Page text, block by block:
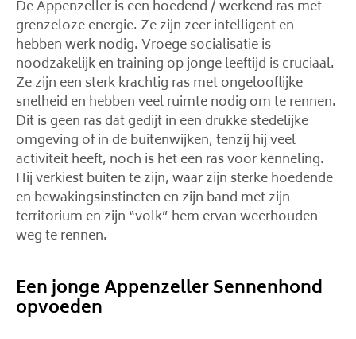
De Appenzeller is een hoedend / werkend ras met
grenzeloze energie. Ze zijn zeer intelligent en
hebben werk nodig. Vroege socialisatie is
noodzakelijk en training op jonge leeftijd is cruciaal.
Ze zijn een sterk krachtig ras met ongelooflijke
snelheid en hebben veel ruimte nodig om te rennen.
Dit is geen ras dat gedijt in een drukke stedelijke
omgeving of in de buitenwijken, tenzij hij veel
activiteit heeft, noch is het een ras voor kenneling.
Hij verkiest buiten te zijn, waar zijn sterke hoedende
en bewakingsinstincten en zijn band met zijn
territorium en zijn “volk” hem ervan weerhouden
weg te rennen.
Een jonge Appenzeller Sennenhond
opvoeden